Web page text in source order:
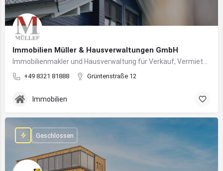
Immobilien Müller & Hausverwaltungen GmbH
+49 8321 81888 Grüntenstraße 12
Immobilien
Geschlossen